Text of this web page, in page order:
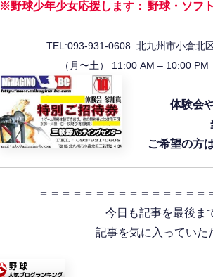
※野球少年少女応援します： 野球・ソフ
TEL:093-931-0608 北九州市小倉北
（月〜土） 11:00 AM – 10:00
体験会
ご希望の方
＝＝＝＝＝＝＝＝＝＝＝＝＝＝
今日も記事を最後ま
記事を気に入っていた